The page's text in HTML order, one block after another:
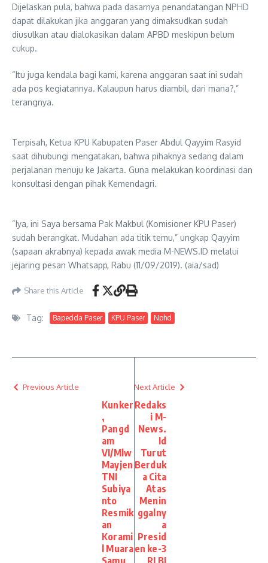
Dijelaskan pula, bahwa pada dasarnya penandatangan NPHD
dapat dilakukan jika anggaran yang dimaksudkan sudah
diusulkan atau dialokasikan dalam APBD meskipun belum
cukup.
“Itu juga kendala bagi kami, karena anggaran saat ini sudah
ada pos kegiatannya. Kalaupun harus diambil, dari mana?,”
terangnya.
Terpisah, Ketua KPU Kabupaten Paser Abdul Qayyim Rasyid
saat dihubungi mengatakan, bahwa pihaknya sedang dalam
perjalanan menuju ke Jakarta. Guna melakukan koordinasi dan
konsultasi dengan pihak Kemendagri.
“Iya, ini Saya bersama Pak Makbul (Komisioner KPU Paser)
sudah berangkat. Mudahan ada titik temu,” ungkap Qayyim
(sapaan akrabnya) kepada awak media M-NEWS.ID melalui
jejaring pesan Whatsapp, Rabu (11/09/2019). (aia/sad)
Share this Article
Tag: Bapedda Paser KPU Paser Nphd
Previous Article
Kunker
,
Pangd
am
VI/Mlw
Mayjen
TNI
Subiya
nto
Resmik
an
Korami
l Muara
Samu
Next Article
Redaks
i M-
News.
Id
Turut
Berduk
a Cita
Atas
Menin
ggalny
a
Presid
en ke-3
RI BJ